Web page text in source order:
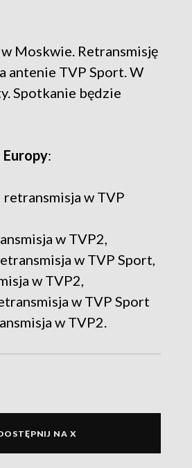
Moskwie. Retransmisję
antenie TVP Sport. W
Spotkanie będzie
:
retransmisja w TVP
w TVP2,
w TVP Sport,
w TVP2,
w TVP Sport
w TVP2.
NA X